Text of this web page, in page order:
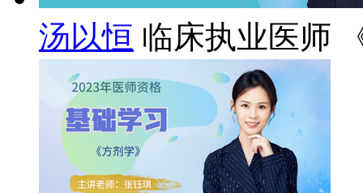
汤以恒 临床执业医师